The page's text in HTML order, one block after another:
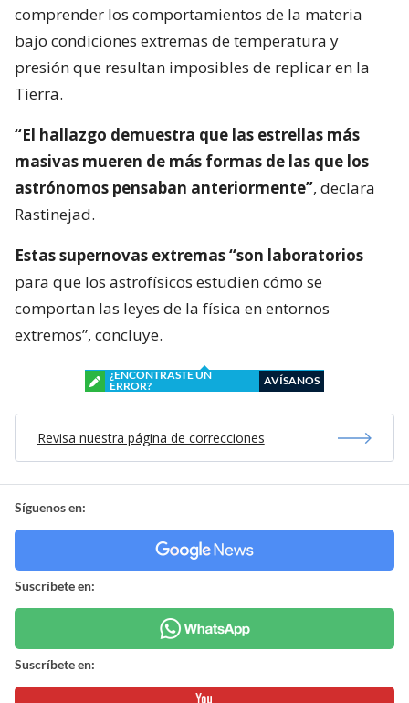
comprender los comportamientos de la materia
bajo condiciones extremas de temperatura y
presión que resultan imposibles de replicar en la
Tierra.
“El hallazgo demuestra que las estrellas más
masivas mueren de más formas de las que los
astrónomos pensaban anteriormente”, declara
Rastinejad.
Estas supernovas extremas “son laboratorios
para que los astrofísicos estudien cómo se
comportan las leyes de la física en entornos
extremos”, concluye.
¿ENCONTRASTE UN
ERROR?
AVÍSANOS
Revisa nuestra página de correcciones
Síguenos en:
Suscríbete en:
Suscríbete en: